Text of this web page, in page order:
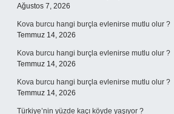
Ağustos 7, 2026
Kova burcu hangi burçla evlenirse mutlu olur ?
Temmuz 14, 2026
Kova burcu hangi burçla evlenirse mutlu olur ?
Temmuz 14, 2026
Kova burcu hangi burçla evlenirse mutlu olur ?
Temmuz 14, 2026
Türkiye’nin yüzde kaçı köyde yaşıyor ?